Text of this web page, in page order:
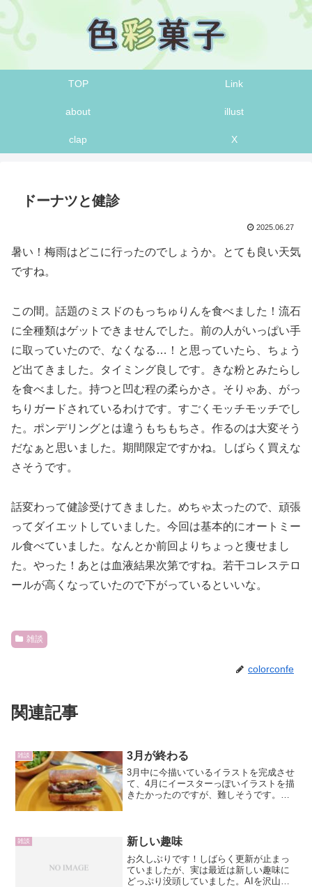
TOP Link
about illust
clap X
ドーナツと健診
2025.06.27
暑い！梅雨はどこに行ったのでしょうか。とても良い天気
ですね。
この間。話題のミスドのもっちゅりんを食べました！流石
に全種類はゲットできませんでした。前の人がいっぱい手
に取っていたので、なくなる…！と思っていたら、ちょう
ど出てきました。タイミング良しです。きな粉とみたらし
を食べました。持つと凹む程の柔らかさ。そりゃあ、がっ
ちりガードされているわけです。すごくモッチモッチでし
た。ポンデリングとは違うもちもちさ。作るのは大変そう
だなぁと思いました。期間限定ですかね。しばらく買えな
さそうです。
話変わって健診受けてきました。めちゃ太ったので、頑張
ってダイエットしていました。今回は基本的にオートミー
ル食べていました。なんとか前回よりちょっと痩せまし
た。やった！あとは血液結果次第ですね。若干コレステロ
ールが高くなっていたので下がっているといいな。
雑談
colorconfe
関連記事
雑談 3月が終わる
3月中に今描いているイラストを完成させ
て、4月にイースターっぽいイラストを描
きたかったのですが、難しそうです。背
ので、イースター関係...
雑談 新しい趣味
お久しぶりです！しばらく更新が止まっ
ていましたが、実は最近は新しい趣味に
どっぷり没頭していました。AIを沢山活